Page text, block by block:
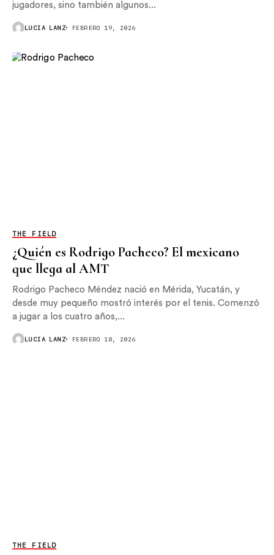
jugadores, sino también algunos...
LUCIA LANZ FEBRERO 19, 2026
THE FIELD
¿Quién es Rodrigo Pacheco? El mexicano
que llega al AMT
Rodrigo Pacheco Méndez nació en Mérida, Yucatán, y
desde muy pequeño mostró interés por el tenis. Comenzó
a jugar a los cuatro años,...
LUCIA LANZ FEBRERO 18, 2026
THE FIELD